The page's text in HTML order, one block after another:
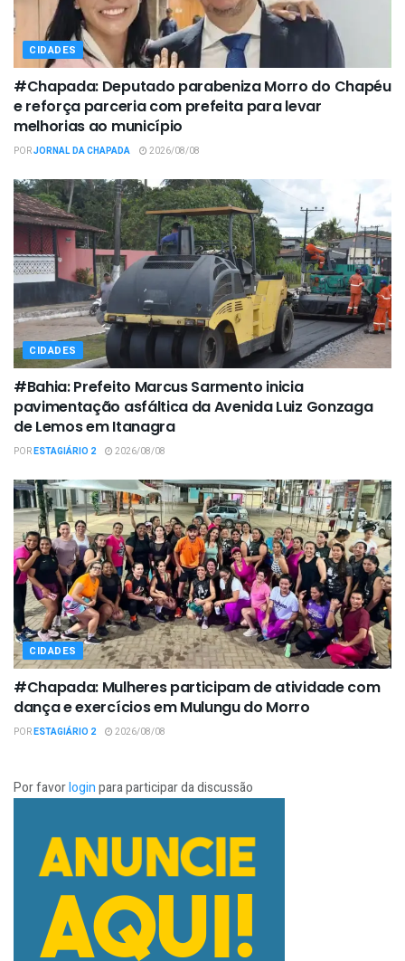
CIDADES
#Chapada: Deputado parabeniza Morro do Chapéu
e reforça parceria com prefeita para levar
melhorias ao município
PORJORNAL DA CHAPADA 2026/08/08
CIDADES
#Bahia: Prefeito Marcus Sarmento inicia
pavimentação asfáltica da Avenida Luiz Gonzaga
de Lemos em Itanagra
PORESTAGIÁRIO 2 2026/08/08
CIDADES
#Chapada: Mulheres participam de atividade com
dança e exercícios em Mulungu do Morro
PORESTAGIÁRIO 2 2026/08/08
Por favorloginpara participar da discussão